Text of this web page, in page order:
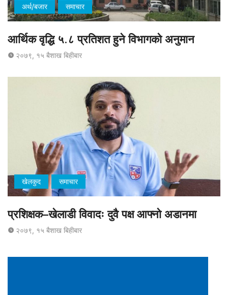
अर्थ/बजार समाचार
आर्थिक वृद्धि ५.८ प्रतिशत हुने विभागको अनुमान
२०७९, १५ बैशाख बिहीबार
खेलकुद समाचार
प्रशिक्षक–खेलाडी विवादः दुवै पक्ष आफ्नो अडानमा
२०७९, १५ बैशाख बिहीबार